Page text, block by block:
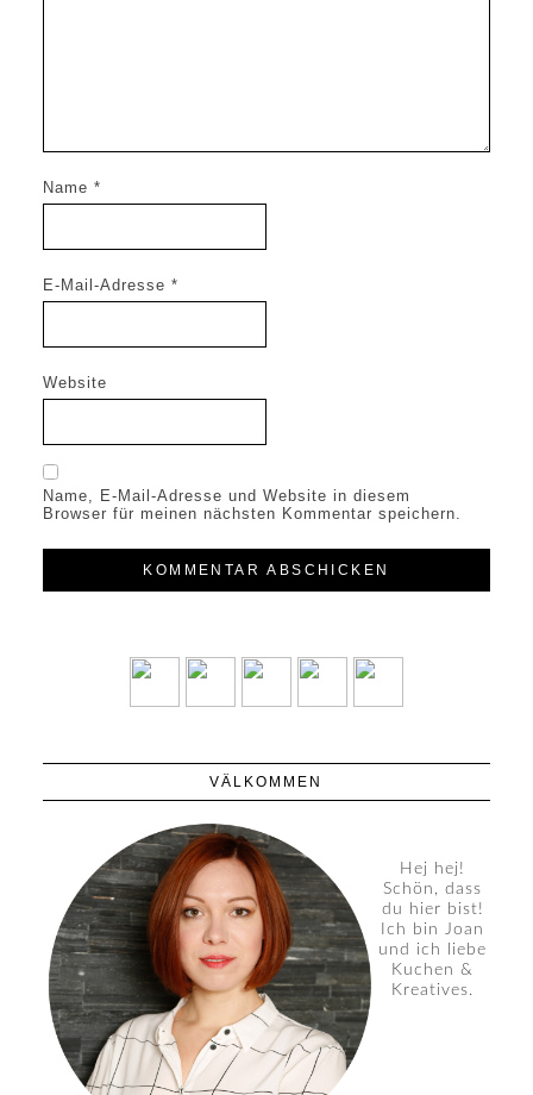
Name *
E-Mail-Adresse *
Website
Name, E-Mail-Adresse und Website in diesem
Browser für meinen nächsten Kommentar speichern.
VÄLKOMMEN
Hej hej!
Schön, dass
du hier bist!
Ich bin Joan
und ich liebe
Kuchen &
Kreatives.